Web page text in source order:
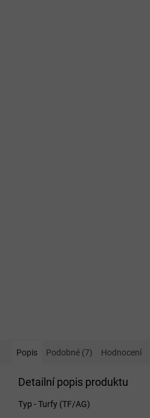
Popis Podobné (7) Hodnocení
Detailní popis produktu
Typ - Turfy (TF/AG)